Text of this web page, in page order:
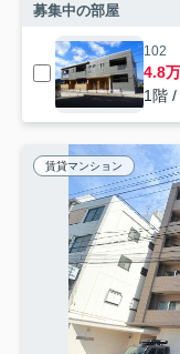
募集中の部屋
102
4.8
1階
賃貸マンション